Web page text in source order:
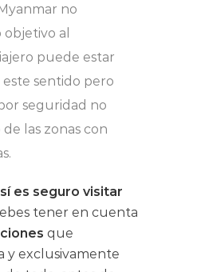
no
al
puede estar
sentido pero
seguridad no
las zonas con
sí es seguro visitar
tener en cuenta
que
y exclusivamente